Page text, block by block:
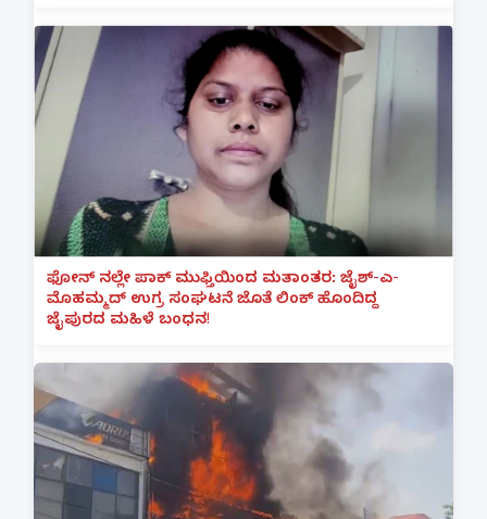
ಫೋನ್ ನಲ್ಲೇ ಪಾಕ್ ಮುಫ್ತಿಯಿಂದ ಮತಾಂತರ: ಜೈಶ್-ಎ-
ಮೊಹಮ್ಮದ್ ಉಗ್ರ ಸಂಘಟನೆ ಜೊತೆ ಲಿಂಕ್ ಹೊಂದಿದ್ದ
ಜೈಪುರದ ಮಹಿಳೆ ಬಂಧನ!